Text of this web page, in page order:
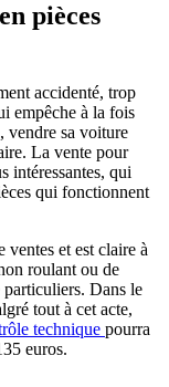
pièces
accidenté, trop
empêche à la fois
vendre sa voiture
La vente pour
intéressantes, qui
qui fonctionnent
ventes et est claire à
roulant ou de
particuliers. Dans le
tout à cet acte,
technique pourra
euros.